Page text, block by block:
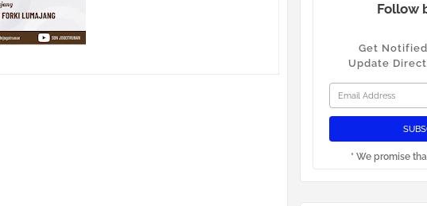
Follow
Get
Update
* We promise